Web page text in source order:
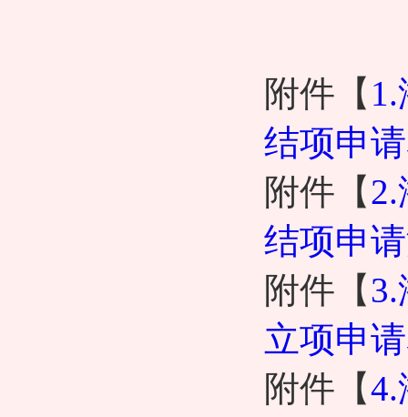
附件【
结项申
附件【
结项申
附件【
立项申
附件【4.